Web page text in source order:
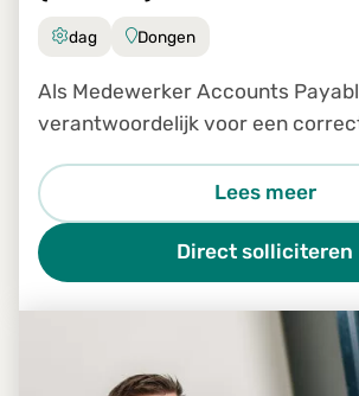
dag Dongen
Als Medewerker Accounts
verantwoordelijk voor een
binnen ons Shared Service
belangrijke schakel in
Lees meer
Direct solliciteren